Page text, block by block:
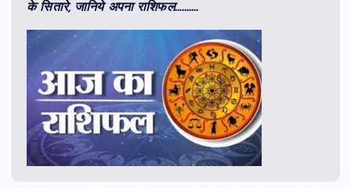
के सितारे, जानिये अपना राशिफल……….